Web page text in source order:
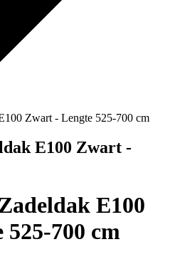
Zwart - Lengte 525-700 cm
E100 Zwart -
E100
700 cm